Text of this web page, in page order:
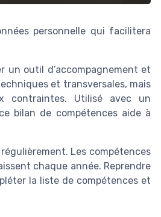
personnelle qui facilitera
un outil d’accompagnement et
et transversales, mais
Utilisé avec un
bilan de compétences aide à
Les compétences
chaque année. Reprendre
la liste de compétences et